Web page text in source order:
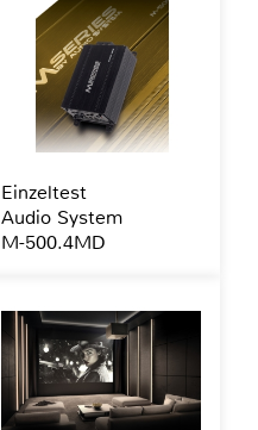
Einzeltest
Audio System
M-500.4MD